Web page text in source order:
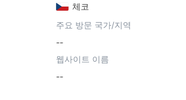
체코
주요 방문 국가/지역
--
웹사이트 이름
--